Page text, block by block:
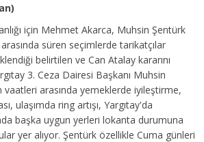
için Mehmet Akarca, Muhsin Şentürk
süren seçimlerde tarikatçılar
belirtilen ve Can Atalay kararını
3. Ceza Dairesi Başkanı Muhsin
vaatleri arasında yemeklerde iyileştirme,
ulaşımda ring artışı, Yargıtay'da
başka uygun yerleri lokanta durumuna
yer alıyor. Şentürk özellikle Cuma günleri